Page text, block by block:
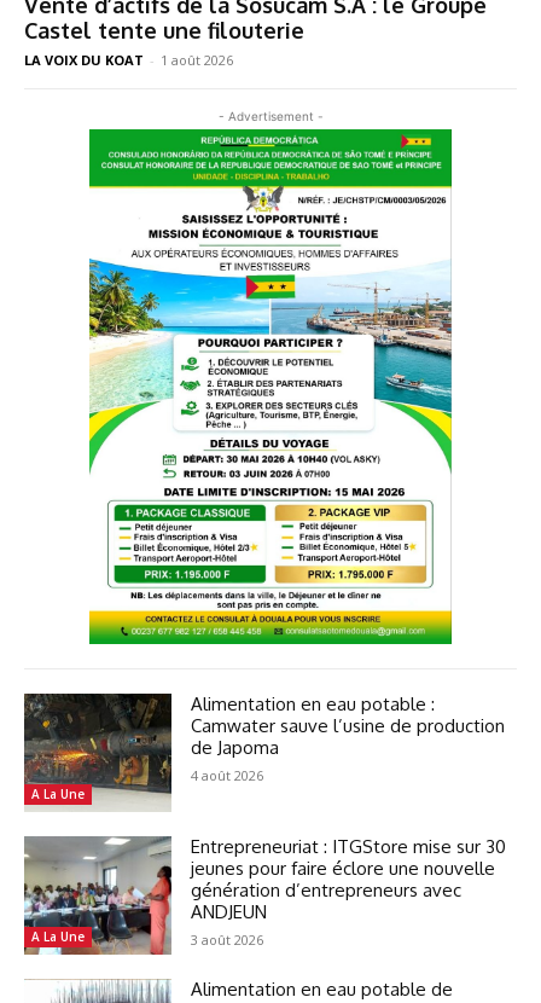
Castel tente une filouterie
LA VOIX DU KOAT - 1 août 2026
- Advertisement -
A La Une
Alimentation en eau potable :
Camwater sauve l’usine de production
de Japoma
4 août 2026
A La Une
Entrepreneuriat : ITGStore mise sur 30
jeunes pour faire éclore une nouvelle
génération d’entrepreneurs avec
ANDJEUN
3 août 2026
Alimentation en eau potable de